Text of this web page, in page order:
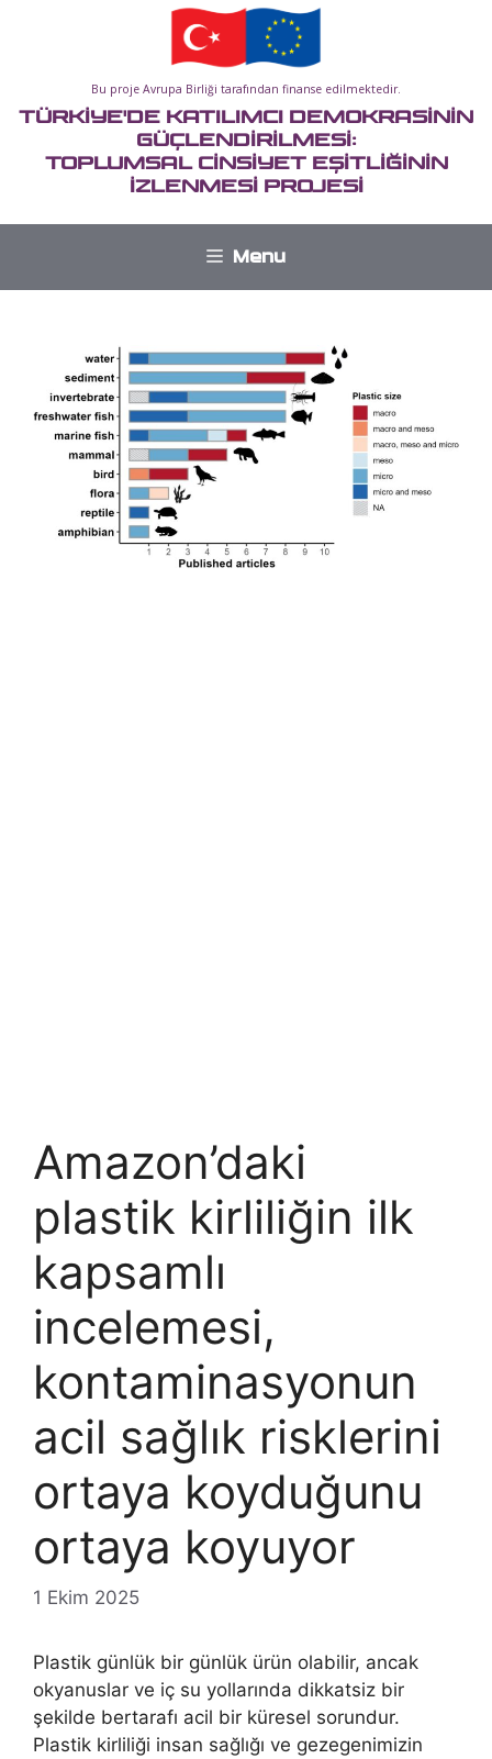
Bu proje Avrupa Birliği tarafından finanse edilmektedir.
TÜRKİYE'DE KATILIMCI DEMOKRASİNİN
GÜÇLENDİRİLMESİ:
TOPLUMSAL CİNSİYET EŞİTLİĞİNİN
İZLENMESİ PROJESİ
Menu
Amazon’daki
plastik kirliliğin ilk
kapsamlı
incelemesi,
kontaminasyonun
acil sağlık risklerini
ortaya koyduğunu
ortaya koyuyor
1 Ekim 2025
Plastik günlük bir günlük ürün olabilir, ancak
okyanuslar ve iç su yollarında dikkatsiz bir
şekilde bertarafı acil bir küresel sorundur.
Plastik kirliliği insan sağlığı ve gezegenimizin